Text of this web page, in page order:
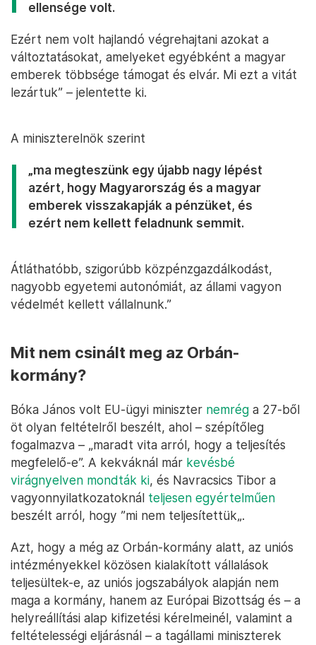
ellensége volt.
Ezért nem volt hajlandó végrehajtani azokat a
változtatásokat, amelyeket egyébként a magyar
emberek többsége támogat és elvár. Mi ezt a vitát
lezártuk” – jelentette ki.
A miniszterelnök szerint
„ma megteszünk egy újabb nagy lépést
azért, hogy Magyarország és a magyar
emberek visszakapják a pénzüket, és
ezért nem kellett feladnunk semmit.
Átláthatóbb, szigorúbb közpénzgazdálkodást,
nagyobb egyetemi autonómiát, az állami vagyon
védelmét kellett vállalnunk.”
Mit nem csinált meg az Orbán-
kormány?
Bóka János volt EU-ügyi miniszter nemrég a 27-ből
öt olyan feltételről beszélt, ahol – szépítőleg
fogalmazva – „maradt vita arról, hogy a teljesítés
megfelelő-e”. A kekváknál már kevésbé
virágnyelven mondták ki, és Navracsics Tibor a
vagyonnyilatkozatoknál teljesen egyértelműen
beszélt arról, hogy ”mi nem teljesítettük„.
Azt, hogy a még az Orbán-kormány alatt, az uniós
intézményekkel közösen kialakított vállalások
teljesültek-e, az uniós jogszabályok alapján nem
maga a kormány, hanem az Európai Bizottság és – a
helyreállítási alap kifizetési kérelmeinél, valamint a
feltételességi eljárásnál – a tagállami miniszterek